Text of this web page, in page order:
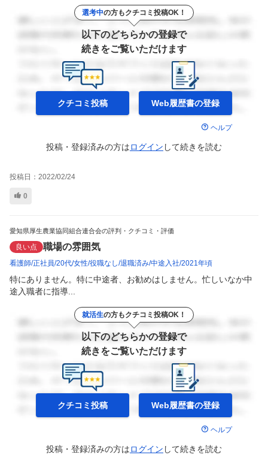
選考中の方もクチコミ投稿OK！
以下のどちらかの登録で
続きをご覧いただけます
クチコミ投稿 Web履歴書の登録
ヘルプ
投稿・登録済みの方はログイン して続きを読む
投稿日： 2022/02/24
0
愛知県厚生農業協同組合連合会の評判・クチコミ・評価
良い点 職場の雰囲気
看護師 正社員 20代 女性 役職なし 退職済み 中途入社 2021年頃
特にありません。特に中途者、お勧めはしません。忙しいなか中
途入職者に指導...
就活生の方もクチコミ投稿OK！
以下のどちらかの登録で
続きをご覧いただけます
クチコミ投稿 Web履歴書の登録
ヘルプ
投稿・登録済みの方はログイン して続きを読む